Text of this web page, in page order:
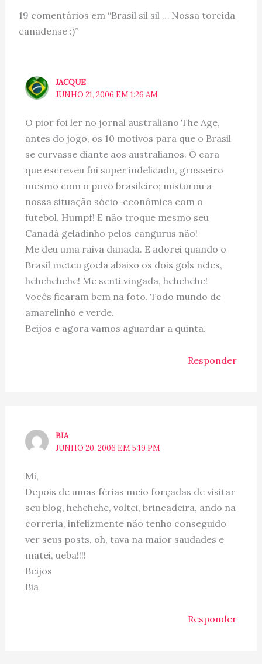
19 comentários em “Brasil sil sil … Nossa torcida
canadense :)”
JACQUE
JUNHO 21, 2006 EM 1:26 AM
O pior foi ler no jornal australiano The Age,
antes do jogo, os 10 motivos para que o Brasil
se curvasse diante aos australianos. O cara
que escreveu foi super indelicado, grosseiro
mesmo com o povo brasileiro; misturou a
nossa situação sócio-econômica com o
futebol. Humpf! E não troque mesmo seu
Canadá geladinho pelos cangurus não!
Me deu uma raiva danada. E adorei quando o
Brasil meteu goela abaixo os dois gols neles,
hehehehehe! Me senti vingada, hehehehe!
Vocês ficaram bem na foto. Todo mundo de
amarelinho e verde.
Beijos e agora vamos aguardar a quinta.
Responder
BIA
JUNHO 20, 2006 EM 5:19 PM
Mi,
Depois de umas férias meio forçadas de visitar
seu blog, hehehehe, voltei, brincadeira, ando na
correria, infelizmente não tenho conseguido
ver seus posts, oh, tava na maior saudades e
matei, ueba!!!!
Beijos
Bia
Responder